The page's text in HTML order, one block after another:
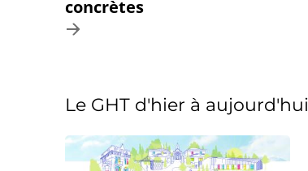
concrètes
Le GHT d'hier à aujourd'hui